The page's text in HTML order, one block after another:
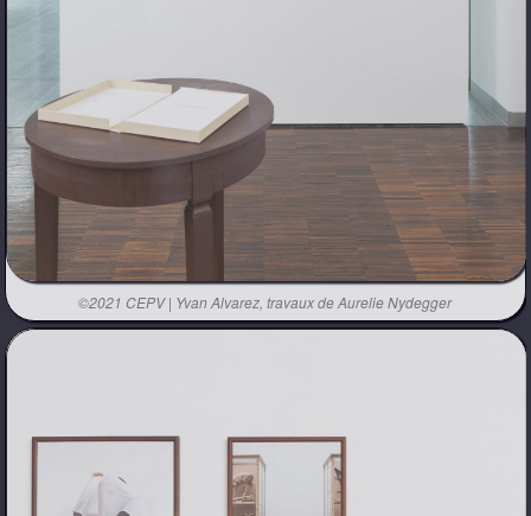
©2021 CEPV | Yvan Alvarez, travaux de Aurelie Nydegger